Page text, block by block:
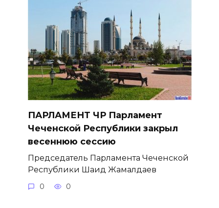
ПАРЛАМЕНТ ЧР Парламент
Чеченской Республики закрыл
весеннюю сессию
Председатель Парламента Чеченской
Республики Шаид Жамалдаев
0 0